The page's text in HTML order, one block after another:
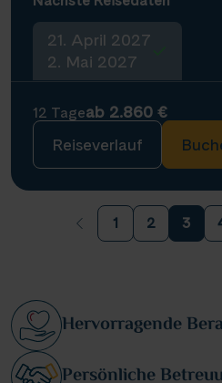
21. April 2027
2. Mai 2027
12 Tageab 2.860 €
Reiseverlauf
1 2 3
Hervorragende
Persönliche